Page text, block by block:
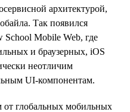
архитектурой,
Так появился
Mobile Web, где
и браузерных, iOS
неотличим
UI-компонентам.
глобальных мобильных